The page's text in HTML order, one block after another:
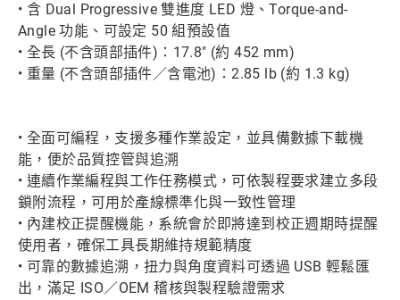
• 含 Dual Progressive 雙進度 LED 燈、Torque-and-
Angle 功能、可設定 50 組預設值
• 全長 (不含頭部插件)：17.8" (約 452 mm)
• 重量 (不含頭部插件／含電池)：2.85 lb (約 1.3 kg)
• 全面可編程，支援多種作業設定，並具備數據下載機
能，便於品質控管與追溯
• 連續作業編程與工作任務模式，可依製程要求建立多段
鎖附流程，可用於產線標準化與一致性管理
• 內建校正提醒機能，系統會於即將達到校正週期時提醒
使用者，確保工具長期維持規範精度
• 可靠的數據追溯，扭力與角度資料可透過 USB 輕鬆匯
出，滿足 ISO／OEM 稽核與製程驗證需求